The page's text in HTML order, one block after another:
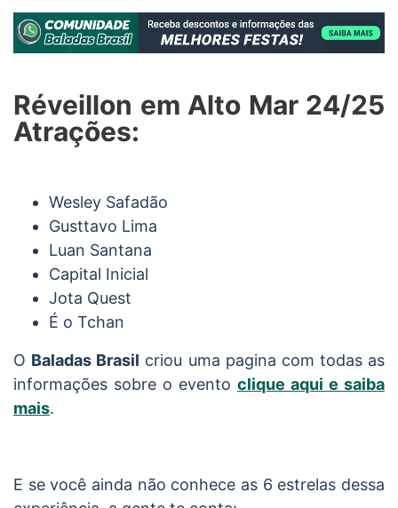
Réveillon em Alto Mar 24/25
Atrações:
Wesley Safadão
Gusttavo Lima
Luan Santana
Capital Inicial
Jota Quest
É o Tchan
O Baladas Brasil criou uma pagina com todas as
informações sobre o evento clique aqui e saiba
mais.
E se você ainda não conhece as 6 estrelas dessa